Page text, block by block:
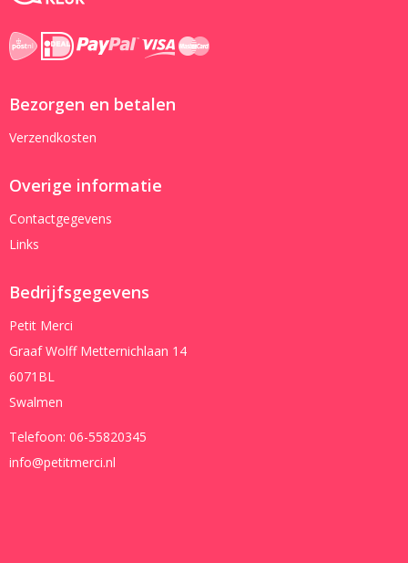
Bezorgen en betalen
Verzendkosten
Overige informatie
Contactgegevens
Links
Bedrijfsgegevens
Petit Merci
Graaf Wolff Metternichlaan 14
6071BL
Swalmen
Telefoon: 06-55820345
info@petitmerci.nl